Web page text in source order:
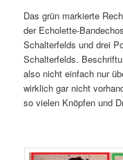
Das grün markierte
der Echolette-
Schalterfelds und drei
Schalterfelds.
also nicht einfach nur
wirklich gar nicht
so vielen Knöpfen und